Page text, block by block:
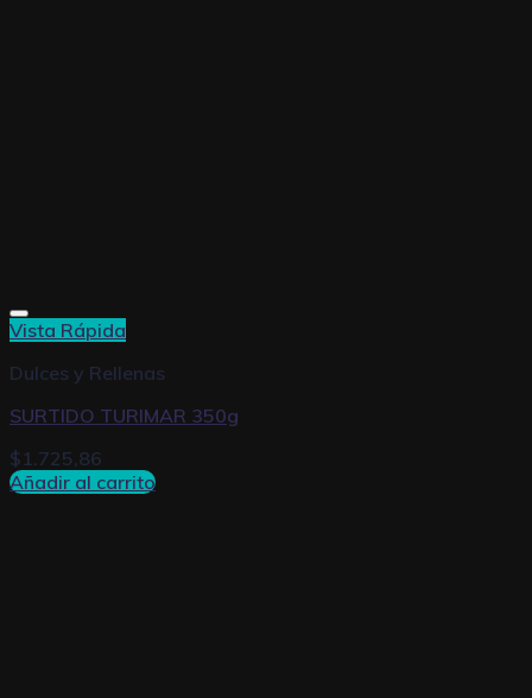
Vista Rápida
Dulces y Rellenas
SURTIDO TURIMAR 350g
$1.725,86
Añadir al carrito